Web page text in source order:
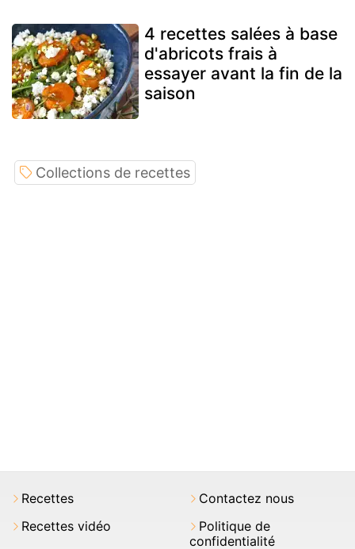
4 recettes salées à base
d'abricots frais à
essayer avant la fin de la
saison
Collections de recettes
Recettes
Recettes vidéo
Contactez nous
Politique de
confidentialité